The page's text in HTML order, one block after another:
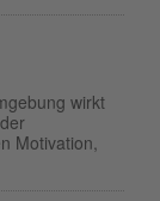
wirkt
Motivation,